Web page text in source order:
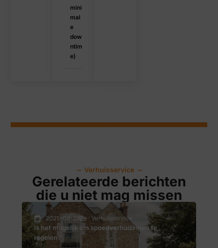
mini
mal
e
dow
ntim
e)
～ Verhuisservice～
Gerelateerde berichten
die u niet mag missen
2025-08-28 Verhuisservice
Is het mogelijk om spoedverhuizingen te
regelen?